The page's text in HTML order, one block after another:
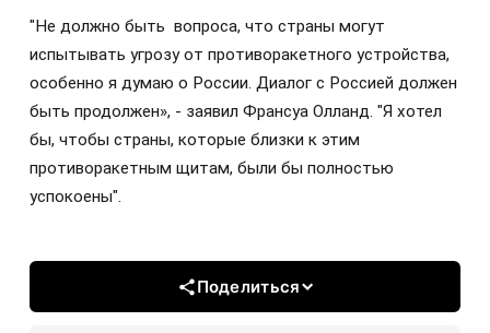
"Не должно быть вопроса, что страны могут
испытывать угрозу от противоракетного устройства,
особенно я думаю о России. Диалог с Россией должен
быть продолжен», - заявил Франсуа Олланд. "Я хотел
бы, чтобы страны, которые близки к этим
противоракетным щитам, были бы полностью
успокоены".
Поделиться